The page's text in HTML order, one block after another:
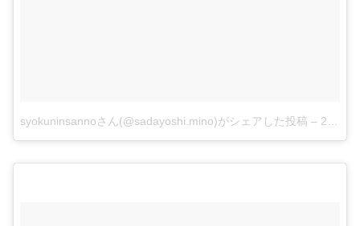
syokuninsannoさん(@sadayoshi.mino)がシェアした投稿 – 2018年 6月月2日午前7時03分PDT